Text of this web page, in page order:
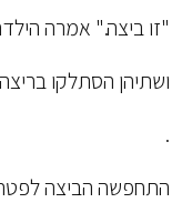
"זו ביצה." אמרה
ושתיהן הסתלקו
.
התחפשה הביצה